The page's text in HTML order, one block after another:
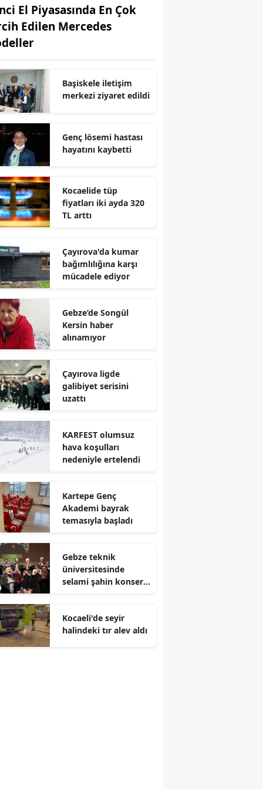
Edirne
Erzurum
Gaziantep
Hakkari
Isparta
Mersin
İzmir
Kastamonu
Kayseri
Kırşehir
Konya
Kütahya
Manisa
Mardin
El Piyasasında En Çok
Edilen Mercedes
Başiskele iletişim
merkezi ziyaret edildi
Genç lösemi hastası
hayatını kaybetti
Kocaelide tüp
fiyatları iki ayda 320
TL arttı
Çayırova'da kumar
bağımlılığına karşı
mücadele ediyor
Gebze’de Songül
Kersin haber
alınamıyor
Çayırova ligde
galibiyet serisini
uzattı
KARFEST olumsuz
hava koşulları
nedeniyle ertelendi
Kartepe Genç
Akademi bayrak
temasıyla başladı
Gebze teknik
üniversitesinde
selami şahin konseri
Kocaeli'de seyir
halindeki tır alev aldı